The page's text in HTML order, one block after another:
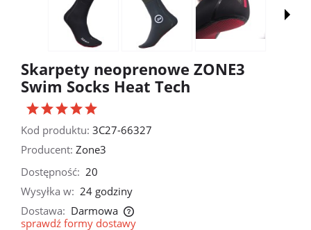
Skarpety neoprenowe ZONE3
Swim Socks Heat Tech
Kod produktu: 3C27-66327
Producent: Zone3
Dostępność: 20
Wysyłka w: 24 godziny
Dostawa: Darmowa
Cena nie zawiera ewentualnych kosztów płatności
sprawdź formy dostawy